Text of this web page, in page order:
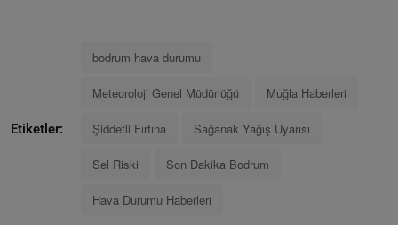
Etiketler:
bodrum hava durumu
Meteoroloji Genel Müdürlüğü Muğla Haberleri
Şiddetli Fırtına Sağanak Yağış Uyarısı
Sel Riski Son Dakika Bodrum
Hava Durumu Haberleri